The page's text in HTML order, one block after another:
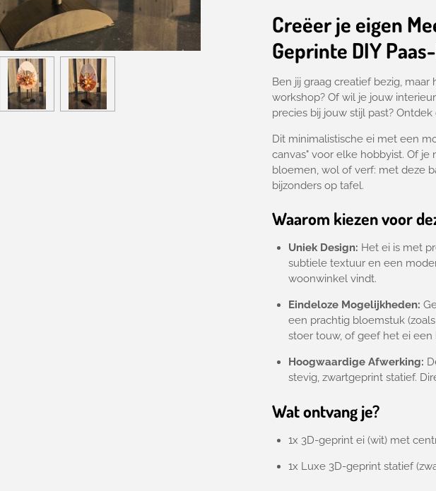
Creëer je eigen
Geprinte DIY
Ben jij graag creatief bezig, maar
workshop? Of wil je jouw
precies bij jouw stijl past? Ontdek
Dit minimalistische ei met een
canvas" voor elke hobbyist. Of je
bloemen, wol of verf: met deze
bijzonders op tafel.
Waarom kiezen voor
Uniek Design: Het ei is met
subtiele textuur en een
woonwinkel vindt.
Eindeloze Mogelijkheden:
een prachtig bloemstuk
stoer touw,of geef het ei een
Hoogwaardige Afwerking:
stevig,zwartgeprint statief.
Wat ontvang je?
1x 3D-geprint ei (wit) met
1x Luxe 3D-geprint statief